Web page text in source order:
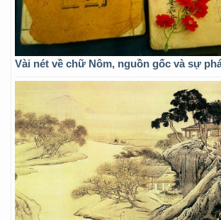
Vài nét về chữ Nôm, nguồn gốc và sự